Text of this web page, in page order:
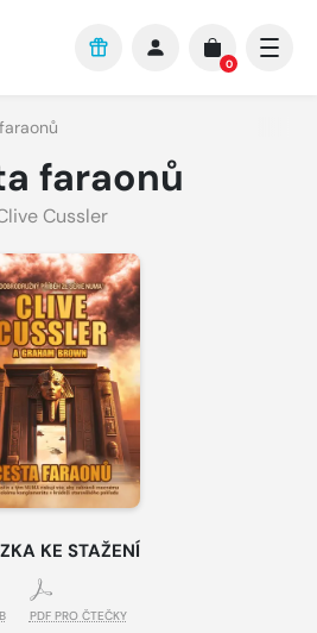
0
faraonů
Cussler
KE STAŽENÍ
PDF PRO ČTEČKY